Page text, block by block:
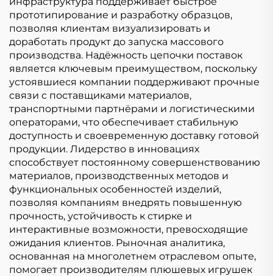
прототипирование и разработку образцов,
позволяя клиентам визуализировать и
доработать продукт до запуска массового
производства. Надёжность цепочки поставок
является ключевым преимуществом, поскольку
устоявшиеся компании поддерживают прочные
связи с поставщиками материалов,
транспортными партнёрами и логистическими
операторами, что обеспечивает стабильную
доступность и своевременную доставку готовой
продукции. Лидерство в инновациях
способствует постоянному совершенствованию
материалов, производственных методов и
функциональных особенностей изделий,
позволяя компаниям внедрять повышенную
прочность, устойчивость к стирке и
интерактивные возможности, превосходящие
ожидания клиентов. Рыночная аналитика,
основанная на многолетнем отраслевом опыте,
помогает производителям плюшевых игрушек